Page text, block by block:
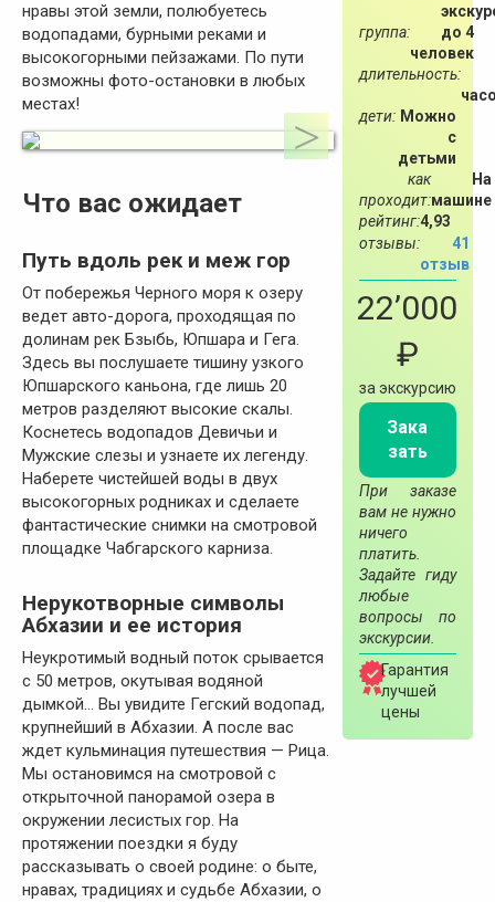
группа:
до 4
человек
длительность:
дети: Можно
с
детьми
как
проходит:
На
машине
рейтинг:4,93
отзывы:
41
отзыв
22’000
₽
за экскурсию
Зака
зать
При заказе
вам не нужно
ничего
платить.
Задайте гиду
любые
вопросы по
экскурсии.
Гарантия
лучшей
цены
нравы этой земли, полюбуетесь
водопадами, бурными реками и
высокогорными пейзажами. По пути
возможны фото-остановки в любых
местах!
Что вас ожидает
Путь вдоль рек и меж гор
От побережья Черного моря к озеру
ведет авто-дорога, проходящая по
долинам рек Бзыбь, Юпшара и Гега.
Здесь вы послушаете тишину узкого
Юпшарского каньона, где лишь 20
метров разделяют высокие скалы.
Коснетесь водопадов Девичьи и
Мужские слезы и узнаете их легенду.
Наберете чистейшей воды в двух
высокогорных родниках и сделаете
фантастические снимки на смотровой
площадке Чабгарского карниза.
Нерукотворные символы
Абхазии и ее история
Неукротимый водный поток срывается
с 50 метров, окутывая водяной
дымкой… Вы увидите Гегский водопад,
крупнейший в Абхазии. А после вас
ждет кульминация путешествия — Рица.
Мы остановимся на смотровой с
открыточной панорамой озера в
окружении лесистых гор. На
протяжении поездки я буду
рассказывать о своей родине: о быте,
нравах, традициях и судьбе Абхазии, о